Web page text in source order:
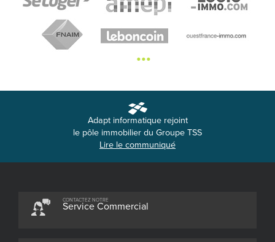
•••
Adapt informatique rejoint
le pôle immobilier du Groupe TSS
Lire le communiqué
CONTACTEZ NOTRE
Service Commercial